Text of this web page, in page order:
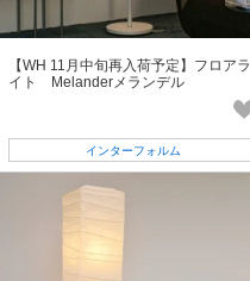
【WH 11月中旬再入荷予定】フロアラ
イト Melanderメランデル
インターフォルム